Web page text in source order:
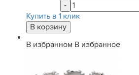
-
Купить в 1 клик
В избранном В избранное